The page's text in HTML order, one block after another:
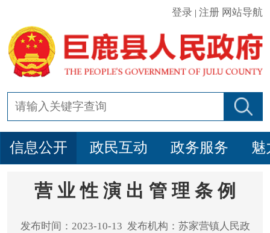
登录 |注册 网站导航
信息公开 政民互动 政务服务 魅
营 业 性 演 出 管 理 条 例
发布时间：2023-10-13 发布机构：苏家营镇人民政